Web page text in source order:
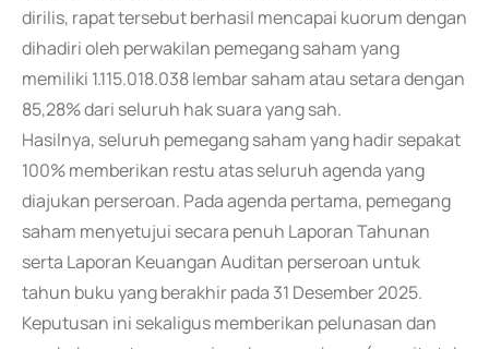
dirilis, rapat tersebut berhasil mencapai kuorum dengan
dihadiri oleh perwakilan pemegang saham yang
memiliki 1.115.018.038 lembar saham atau setara dengan
85,28% dari seluruh hak suara yang sah.
Hasilnya, seluruh pemegang saham yang hadir sepakat
100% memberikan restu atas seluruh agenda yang
diajukan perseroan. Pada agenda pertama, pemegang
saham menyetujui secara penuh Laporan Tahunan
serta Laporan Keuangan Auditan perseroan untuk
tahun buku yang berakhir pada 31 Desember 2025.
Keputusan ini sekaligus memberikan pelunasan dan